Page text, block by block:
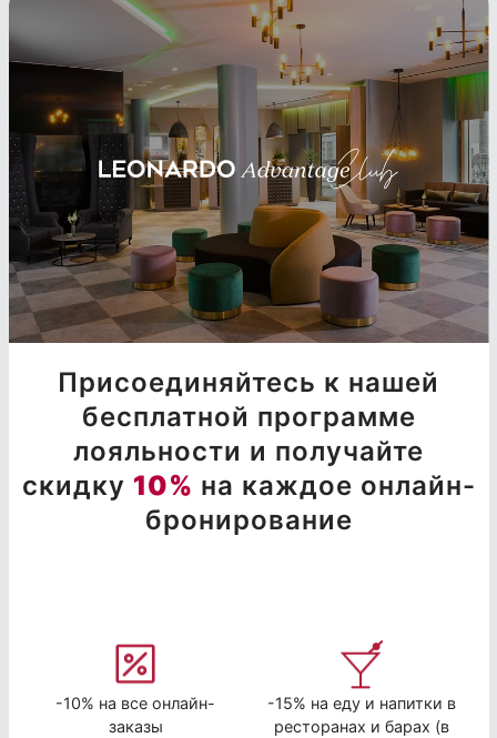
Присоединяйтесь к нашей
бесплатной программе
лояльности и получайте
скидку 10% на каждое онлайн-
бронирование
-10% на все онлайн-
заказы
-15% на еду и напитки в
ресторанах и барах (в